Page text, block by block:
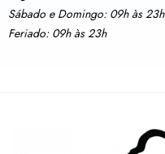
Sábado e Domingo: 09h às 23h
Feriado: 09h às 23h